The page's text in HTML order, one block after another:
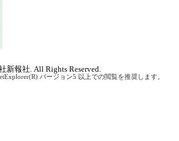
新報社. All Rights Reserved.
バージョン5 以上での閲覧を推奨します。